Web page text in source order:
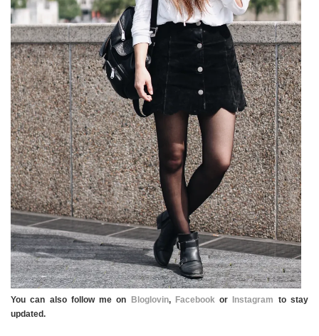
You can also follow me on Bloglovin, Facebookor Instagram to stay
updated.